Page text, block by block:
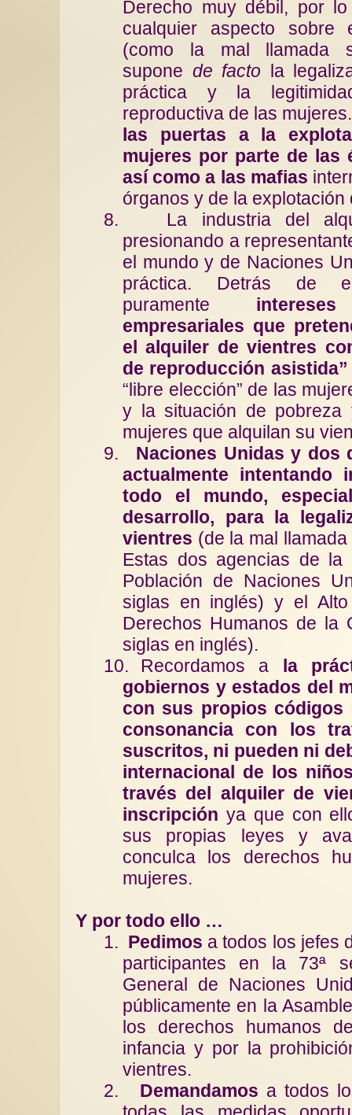
Derecho muy débil, por
cualquier aspecto sobre
(como la mal llamada
supone de facto la
práctica y la
reproductiva de las
las puertas a la
mujeres por parte de las
así como a las mafias
órganos y de la explotación
8.
La industria del
presionando a
el mundo y de Naciones
práctica. Detrás de
puramente
empresariales que
el alquiler de vientres
de reproducción asistida”
“libre elección” de las
y la situación de pobreza
mujeres que alquilan su
9.
Naciones Unidas y dos
actualmente intentando
todo el mundo,
desarrollo, para la
vientres (de la mal llamada
Estas dos agencias de
Población de Naciones
siglas en inglés) y el
Derechos Humanos de la
siglas en inglés).
10.
Recordamos a
la
gobiernos y estados del
con sus propios
consonancia con los
suscritos, ni pueden ni
internacional de los
través del alquiler de
inscripción ya que con
sus propias leyes y
conculca los derechos
mujeres.
Y por todo ello …
1. Pedimos a todos los jefes
participantes en la 73ª
General de Naciones
públicamente en la
los derechos humanos
infancia y por la
vientres.
2.
Demandamos a todos